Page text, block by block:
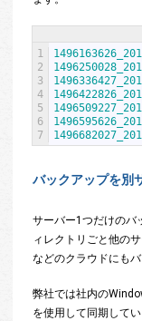
1
2
3
4
5
6
7
バックアップを別
サーバー1つだけのバ
ィレクトリごと他の
などのクラウドにも
弊社では社内の
を使用して同期してい